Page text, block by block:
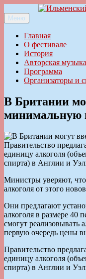
к
содержимому
Ильменский фестиваль
Меню
Главная
О фестивале
История
Авторская музыка
Программа
Организаторы и
В Британии
минимальную
Правительство
единицу алкоголя
спирта) в Англии и
Министры уверяют, что
алкоголя от этого
Они предлагают
алкоголя в размере 40
смогут реализовывать
первую очередь цены
Правительство
единицу алкоголя
спирта) в Англии и